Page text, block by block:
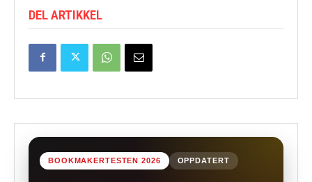
DEL ARTIKKEL
BOOKMAKERTESTEN 2026 OPPDATERT